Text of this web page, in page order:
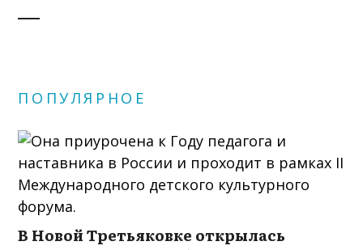
ПОПУЛЯРНОЕ
В Новой Третьяковке открылась